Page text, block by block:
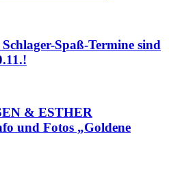
Spaß-Termine sind
& ESTHER
und Fotos „Goldene